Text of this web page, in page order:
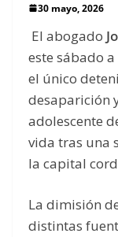
30 mayo, 2026
El abogado
este sábado
el único
desaparición
adolescente
vida tras una
la capital
La dimisión
distintas